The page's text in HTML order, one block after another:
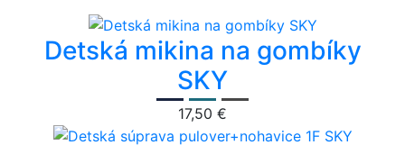
Detská mikina na gombíky
SKY
17,50 €